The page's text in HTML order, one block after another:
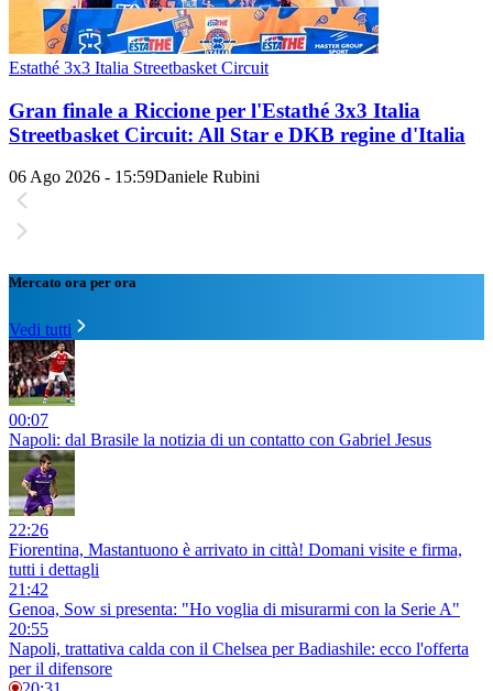
Estathé 3x3 Italia Streetbasket Circuit
Gran finale a Riccione per l'Estathé 3x3 Italia
Streetbasket Circuit: All Star e DKB regine d'Italia
06 Ago 2026 - 15:59Daniele Rubini
Mercato ora per ora
Vedi tutti
00:07
Napoli: dal Brasile la notizia di un contatto con Gabriel Jesus
22:26
Fiorentina, Mastantuono è arrivato in città! Domani visite e firma,
tutti i dettagli
21:42
Genoa, Sow si presenta: "Ho voglia di misurarmi con la Serie A"
20:55
Napoli, trattativa calda con il Chelsea per Badiashile: ecco l'offerta
per il difensore